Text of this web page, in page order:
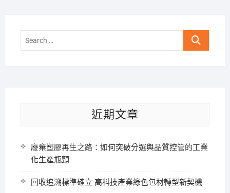
Search
近期文章
廢棄塑膠再生之路：如何突破分選與品質控管的工業
化生產瓶頸
回收追溯標準確立 高科技產業綠色包材轉型新契機